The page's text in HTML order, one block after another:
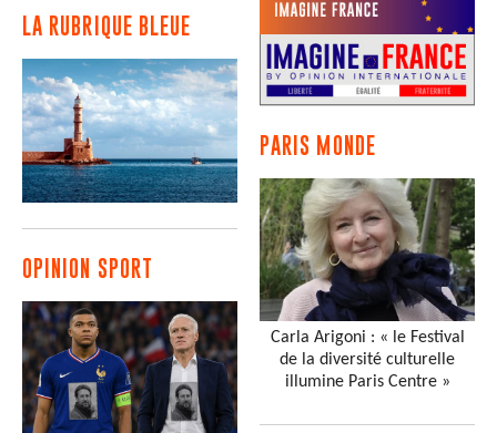
LA RUBRIQUE BLEUE
OPINION SPORT
PARIS MONDE
Carla Arigoni : « le Festival
de la diversité culturelle
illumine Paris Centre »